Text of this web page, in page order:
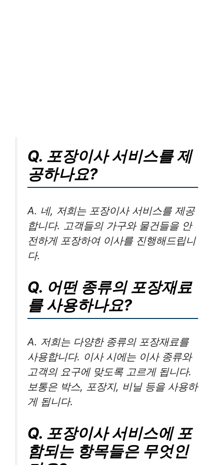
Q. 포장이사 서비스를 제
공하나요?
A. 네, 저희는 포장이사 서비스를 제공
합니다. 고객들의 가구와 물건들을 안
전하게 포장하여 이사를 진행해드립니
다.
Q. 어떤 종류의 포장재료
를 사용하나요?
A. 저희는 다양한 종류의 포장재료를
사용합니다. 이사 시에는 이사 종류와
고객의 요구에 맞도록 고르게 됩니다.
보통은 박스, 포장지, 비닐 등을 사용하
게 됩니다.
Q. 포장이사 서비스에 포
함되는 항목들은 무엇인